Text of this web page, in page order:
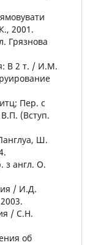
2001.
Грязнова
В 2 т. / И.М.
Пер. с
(Вступ.
Ш.
з англ. О.
/ И.Д.
/ С.Н.
об